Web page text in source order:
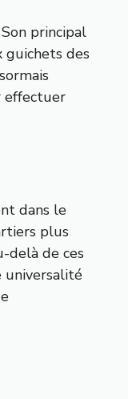
principal
guichets des
effectuer
dans le
plus
delà de ces
universalité